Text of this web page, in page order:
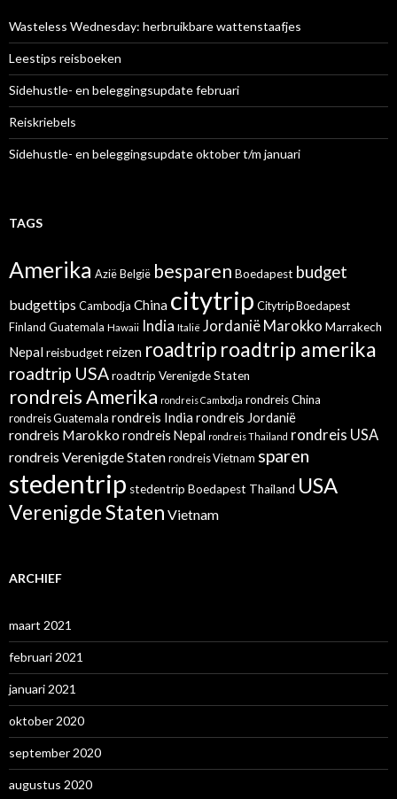
Wasteless Wednesday: herbruikbare wattenstaafjes
Leestips reisboeken
Sidehustle- en beleggingsupdate februari
Reiskriebels
Sidehustle- en beleggingsupdate oktober t/m januari
TAGS
Amerika AziëBelgië besparen Boedapest budget
budgettips Cambodja China citytrip Citytrip Boedapest
Finland Guatemala Hawaii India Italië Jordanië Marokko Marrakech
Nepalreisbudget reizen roadtrip roadtrip amerika
roadtrip USAroadtrip Verenigde Staten
rondreis Amerika rondreis Cambodja rondreis China
rondreis Guatemala rondreis Indiarondreis Jordanië
rondreis Marokkorondreis Nepal rondreis Thailand rondreis USA
rondreis Verenigde Statenrondreis Vietnam sparen
stedentrip stedentrip Boedapest Thailand USA
Verenigde Staten Vietnam
ARCHIEF
maart 2021
februari 2021
januari 2021
oktober 2020
september 2020
augustus 2020